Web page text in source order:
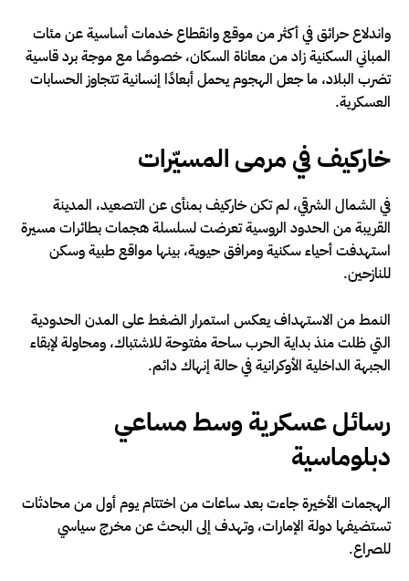
واندلاع حرائق في أكثر من موقع وانقطاع خدمات أساسية عن مئات
المباني السكنية زاد من معاناة السكان، خصوصًا مع موجة برد قاسية
تضرب البلاد، ما جعل الهجوم يحمل أبعادًا إنسانية تتجاوز الحسابات
العسكرية.
خاركيف في مرمى المسيّرات
في الشمال الشرقي، لم تكن خاركيف بمنأى عن التصعيد، المدينة
القريبة من الحدود الروسية تعرضت لسلسلة هجمات بطائرات مسيرة
استهدفت أحياء سكنية ومرافق حيوية، بينها مواقع طبية وسكن
للنازحين.
النمط من الاستهداف يعكس استمرار الضغط على المدن الحدودية
التي ظلت منذ بداية الحرب ساحة مفتوحة للاشتباك، ومحاولة لإبقاء
الجبهة الداخلية الأوكرانية في حالة إنهاك دائم.
رسائل عسكرية وسط مساعي
دبلوماسية
الهجمات الأخيرة جاءت بعد ساعات من اختتام يوم أول من محادثات
تستضيفها دولة الإمارات، وتهدف إلى البحث عن مخرج سياسي
للصراع.